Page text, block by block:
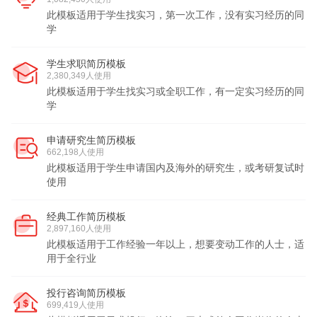
此模板适用于学生找实习，第一次工作，没有实习经历的同
学
学生求职简历模板
2,380,349人使用
此模板适用于学生找实习或全职工作，有一定实习经历的同
学
申请研究生简历模板
662,198人使用
此模板适用于学生申请国内及海外的研究生，或考研复试时
使用
经典工作简历模板
2,897,160人使用
此模板适用于工作经验一年以上，想要变动工作的人士，适
用于全行业
投行咨询简历模板
699,419人使用